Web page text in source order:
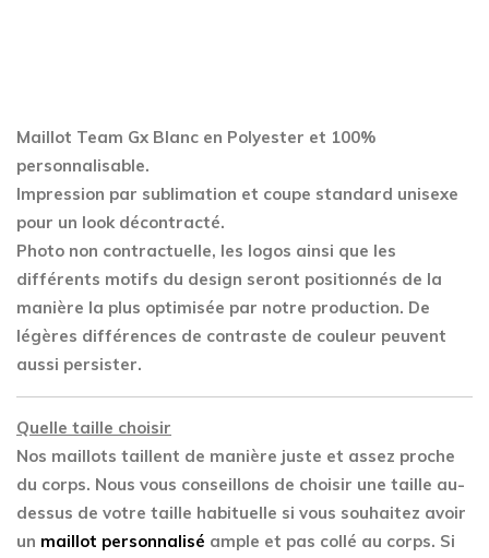
Maillot Team Gx Blanc en Polyester et 100%
personnalisable.
Impression par sublimation et coupe standard unisexe
pour un look décontracté.
Photo non contractuelle, les logos ainsi que les
différents motifs du design seront positionnés de la
manière la plus optimisée par notre production. De
légères différences de contraste de couleur peuvent
aussi persister.
Quelle taille choisir
Nos maillots taillent de manière juste et assez proche
du corps. Nous vous conseillons de choisir une taille au-
dessus de votre taille habituelle si vous souhaitez avoir
un maillot personnalisé ample et pas collé au corps. Si